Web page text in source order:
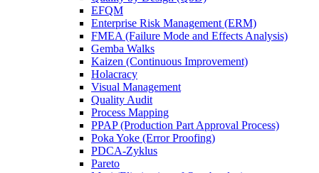
EFQM
Enterprise Risk Management (ERM)
FMEA (Failure Mode and Effects Analysis)
Gemba Walks
Kaizen (Continuous Improvement)
Holacracy
Visual Management
Quality Audit
Process Mapping
PPAP (Production Part Approval Process)
Poka Yoke (Error Proofing)
PDCA-Zyklus
Pareto